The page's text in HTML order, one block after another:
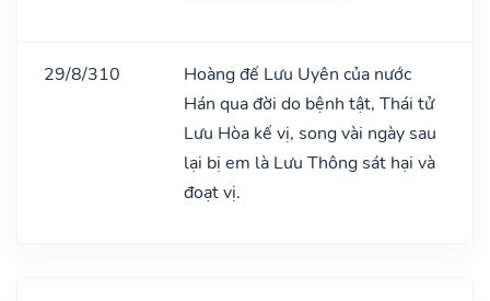
29/8/310
Hoàng đế Lưu Uyên của nước
Hán qua đời do bệnh tật, Thái tử
Lưu Hòa kế vị, song vài ngày sau
lại bị em là Lưu Thông sát hại và
đoạt vị.